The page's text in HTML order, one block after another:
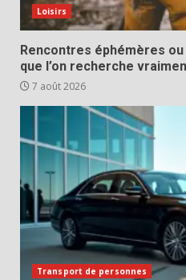
Loisirs
Rencontres éphémères
que l’on recherche
7 août 2026
Transport de personnes